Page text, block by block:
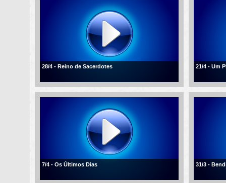
28/4 - Reino de Sacerdotes 21/4 - Um
7/4 - Os Últimos Dias 31/3 -